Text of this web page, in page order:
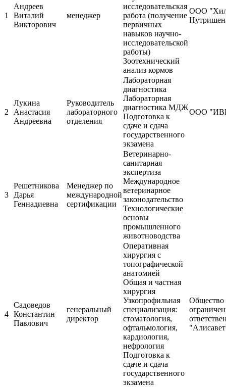
1
Андреев
Виталий
Викторович
менеджер
исследовательская
работа (получение
первичных
навыков научно-
исследовательской
работы)
Зоотехнический
анализ кормов
ООО
2
Лукина
Анастасия
Андреевна
Руководитель
лабораторного
отделения
Лабораторная
диагностика
Лабораторная
диагностика МДЖ
Подготовка к
сдаче и сдача
государственного
экзамена
ООО
3
Решетникова
Дарья
Геннадиевна
Менеджер по
международной
сертификации
Ветеринарно-
санитарная
экспертиза
Международное
ветеринарное
законодательство
Технологические
основы
промышленного
животноводства
4
Садоведов
Константин
Павлович
генеральный
директор
Оперативная
хирургия с
топографической
анатомией
Общая и частная
хирургия
Узкопрофильная
специализация:
стоматология,
офтальмология,
кардиология,
нефрология
Подготовка к
сдаче и сдача
государственного
экзамена
Общество